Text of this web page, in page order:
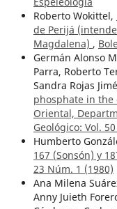
Roberto Wokittel,
de Perijá
Magdalena) ,
Germán Alonso
Parra, Roberto
Sandra Rojas
phosphate in
Oriental,
Geológico: Vol.
Humberto
167 (Sonsón) y
23 Núm. 1 (1980)
Ana Milena
Anny Juieth